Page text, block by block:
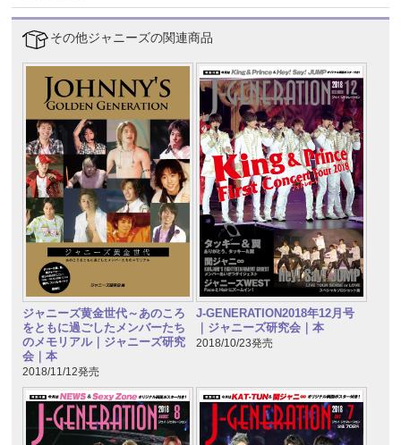
その他ジャニーズの関連商品
ジャニーズ黄金世代～あのころ
をともに過ごしたメンバーたち
のメモリアル｜ジャニーズ研究
会｜本
2018/11/12発売
J-GENERATION2018年12月号
｜ジャニーズ研究会｜本
2018/10/23発売